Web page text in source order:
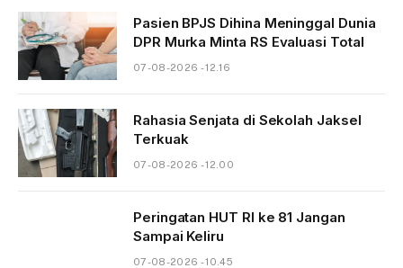
Pasien BPJS Dihina Meninggal Dunia
DPR Murka Minta RS Evaluasi Total
07-08-2026 - 12.16
Rahasia Senjata di Sekolah Jaksel
Terkuak
07-08-2026 - 12.00
Peringatan HUT RI ke 81 Jangan
Sampai Keliru
07-08-2026 - 10.45